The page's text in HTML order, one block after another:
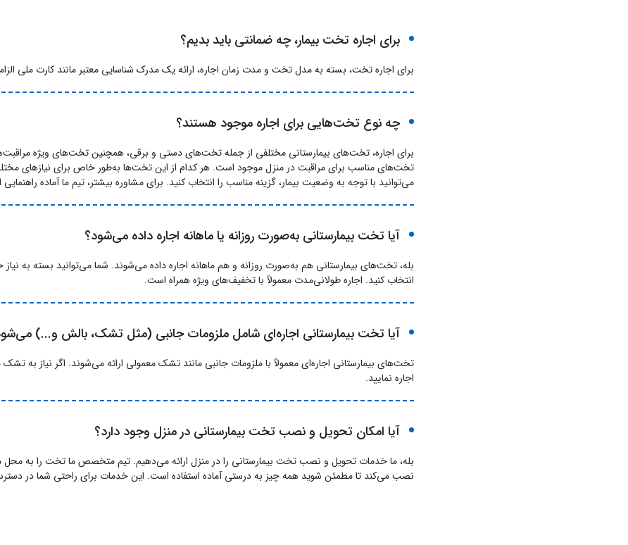
برای اجاره تخت بیمار، چه ضمانتی باید بدیم؟
برای اجاره تخت، بسته به مدل تخت و مدت زمان اجاره، ارائه یک مدرک شناسایی معتبر مانند کارت ملی
چه نوع تخت‌هایی برای اجاره موجود هستند؟
تخت‌های مناسب برای مراقبت در منزل موجود است. هر کدام از این تخت‌ها به‌طور خاص برای نیازهای
می‌توانید با توجه به وضعیت بیمار، گزینه مناسب را انتخاب کنید. برای مشاوره بیشتر، تیم ما آماده
آیا تخت بیمارستانی به‌صورت روزانه یا ماهانه اجاره داده می‌شود؟
بله، تخت‌های بیمارستانی هم به‌صورت روزانه و هم ماهانه اجاره داده می‌شوند. شما می‌توانید بسته به نیاز
انتخاب کنید. اجاره طولانی‌مدت معمولاً با تخفیف‌های ویژه همراه است.
آیا تخت بیمارستانی اجاره‌ای شامل ملزومات جانبی (مثل تشک، بالش و...)
تخت‌های بیمارستانی اجاره‌ای معمولاً با ملزومات جانبی مانند تشک معمولی ارائه می‌شوند. اگر نیاز به تشک
اجاره نمایید.
آیا امکان تحویل و نصب تخت بیمارستانی در منزل وجود دارد؟
بله، ما خدمات تحویل و نصب تخت بیمارستانی را در منزل ارائه می‌دهیم. تیم متخصص ما تخت را به محل
نصب می‌کند تا مطمئن شوید همه چیز به درستی آماده استفاده است. این خدمات برای راحتی شما در